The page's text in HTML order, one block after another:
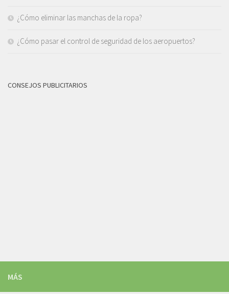
¿Cómo eliminar las manchas de la ropa?
¿Cómo pasar el control de seguridad de los aeropuertos?
CONSEJOS PUBLICITARIOS
MÁS